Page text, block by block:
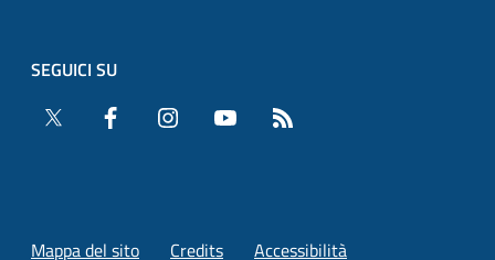
SEGUICI SU
Twitter
Facebook Instagram YouTube
Mappa del sito Credits Accessibilità